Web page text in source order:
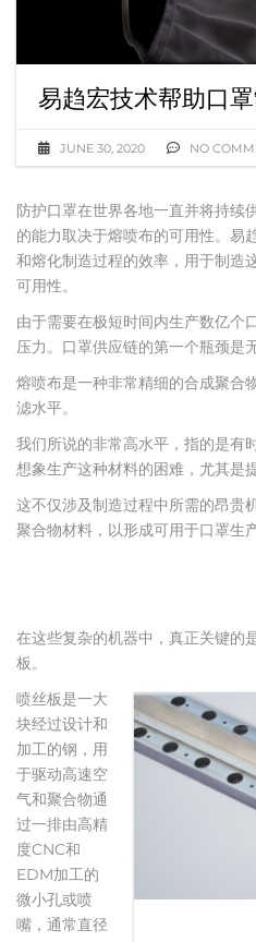
易趋宏技术帮助口
JUNE 30, 2020 NO
防护口罩在世界各地一直并将持续
的能力取决于熔喷布的可用性。易
和熔化制造过程的效率，用于制造
可用性。
由于需要在极短时间内生产数亿个
压力。口罩供应链的第一个瓶颈是
熔喷布是一种非常精细的合成聚合
滤水平。
我们所说的非常高水平，指的是有
想象生产这种材料的困难，尤其是
这不仅涉及制造过程中所需的昂贵
聚合物材料，以形成可用于口罩生
在这些复杂的机器中，真正关键
板。
喷丝板是一大
块经过设计和
加工的钢，用
于驱动高速空
气和聚合物通
过一排由高精
度CNC和
EDM加工的
微小孔或喷
嘴，通常直径